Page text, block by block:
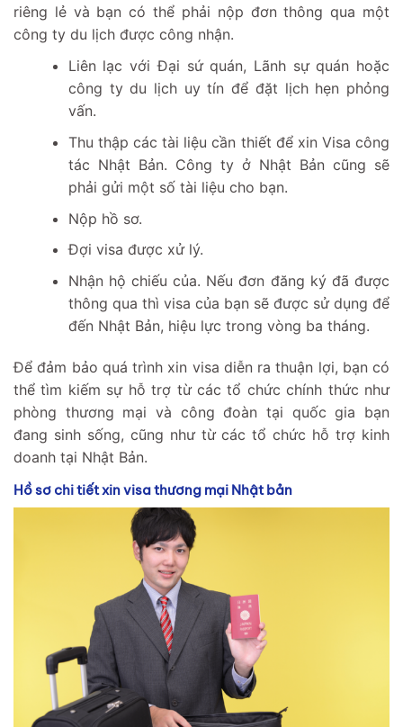
riêng lẻ và bạn có thể phải nộp đơn thông qua một
công ty du lịch được công nhận.
Liên lạc với Đại sứ quán, Lãnh sự quán hoặc
công ty du lịch uy tín để đặt lịch hẹn phỏng
vấn.
Thu thập các tài liệu cần thiết để xin Visa công
tác Nhật Bản. Công ty ở Nhật Bản cũng sẽ
phải gửi một số tài liệu cho bạn.
Nộp hồ sơ.
Đợi visa được xử lý.
Nhận hộ chiếu của. Nếu đơn đăng ký đã được
thông qua thì visa của bạn sẽ được sử dụng để
đến Nhật Bản, hiệu lực trong vòng ba tháng.
Để đảm bảo quá trình xin visa diễn ra thuận lợi, bạn có
thể tìm kiếm sự hỗ trợ từ các tổ chức chính thức như
phòng thương mại và công đoàn tại quốc gia bạn
đang sinh sống, cũng như từ các tổ chức hỗ trợ kinh
doanh tại Nhật Bản.
Hồ sơ chi tiết xin visa thương mại Nhật bản